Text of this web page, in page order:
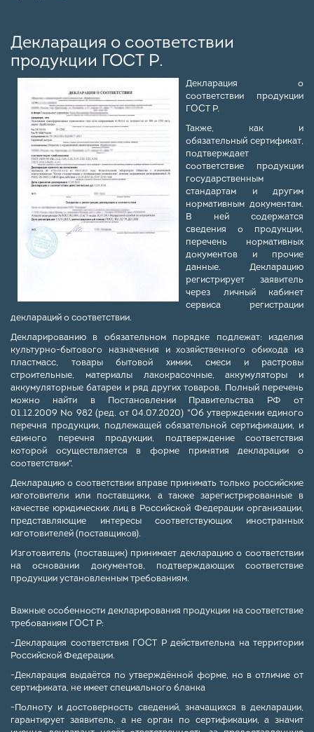
Декларация о соответствии
продукции ГОСТ Р.
Декларация о
соответствии продукции
ГОСТ Р.
Также, как и
обязательный сертификат,
подтверждает
соответствие продукции
государственным
стандартам и другим
нормативным документам.
В ней содержатся
сведения о продукции,
перечень нормативных
документов и прочие
данные. Декларацию
регистрирует заявитель
через личный кабинет
сервиса регистрации
деклараций о соответствии.
Декларированию в обязательном порядке подлежат: изделия
культурно-бытового назначения и хозяйственного обихода из
пластмасс, товары бытовой химии, смеси и растровы
строительные, материалы лакокрасочные, аккумуляторы и
аккумуляторные батареи и ряд других товаров. Полный перечень
можно найти в Постановлении Правительства РФ от
01.12.2009 № 982 (ред. от 04.07.2020) "Об утверждении единого
перечня продукции, подлежащей обязательной сертификации, и
единого перечня продукции, подтверждение соответствия
которой осуществляется в форме принятия декларации о
соответствии".
Декларацию о соответствии вправе принимать только российские
изготовители или поставщики, а также зарегистрированные в
качестве юридических лиц в Российской Федерации организации,
представляющие интересы соответствующих иностранных
изготовителей (поставщиков).
Изготовитель (поставщик) принимает декларацию о соответствии
на основании документов, подтверждающих соответствие
продукции установленным требованиям.
Важные особенности декларирования продукции на соответствие
требованиям ГОСТ Р:
-Декларация соответствия ГОСТ Р действительна на территории
Российской Федерации.
-Декларация выдаётся по утверждённой форме, но в отличие от
сертификата, не имеет специального бланка
-Полноту и достоверность сведений, значащихся в декларации,
гарантирует заявитель, а не орган по сертификации, а значит